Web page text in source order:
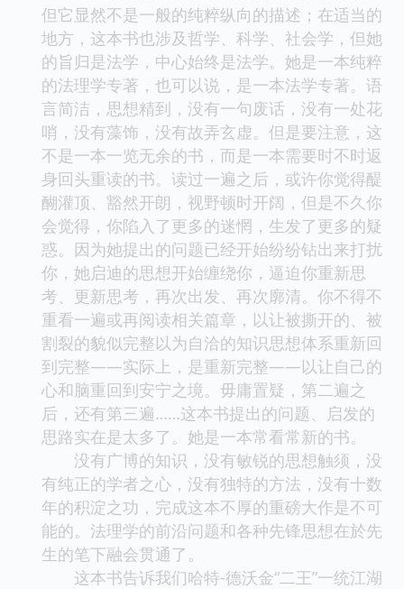
但它显然不是一般的纯粹纵向的描述；在适当的
地方，这本书也涉及哲学、科学、社会学，但她
的旨归是法学，中心始终是法学。她是一本纯粹
的法理学专著，也可以说，是一本法学专著。语
言简洁，思想精到，没有一句废话，没有一处花
哨，没有藻饰，没有故弄玄虚。但是要注意，这
不是一本一览无余的书，而是一本需要时不时返
身回头重读的书。读过一遍之后，或许你觉得醍
醐灌顶、豁然开朗，视野顿时开阔，但是不久你
会觉得，你陷入了更多的迷惘，生发了更多的疑
惑。因为她提出的问题已经开始纷纷钻出来打扰
你，她启迪的思想开始缠绕你，逼迫你重新思
考、更新思考，再次出发、再次廓清。你不得不
重看一遍或再阅读相关篇章，以让被撕开的、被
割裂的貌似完整以为自洽的知识思想体系重新回
到完整——实际上，是重新完整——以让自己的
心和脑重回到安宁之境。毋庸置疑，第二遍之
后，还有第三遍……这本书提出的问题、启发的
思路实在是太多了。她是一本常看常新的书。
没有广博的知识，没有敏锐的思想触须，没
有纯正的学者之心，没有独特的方法，没有十数
年的积淀之功，完成这本不厚的重磅大作是不可
能的。法理学的前沿问题和各种先锋思想在於先
生的笔下融会贯通了。
这本书告诉我们哈特-德沃金“二王”一统江湖